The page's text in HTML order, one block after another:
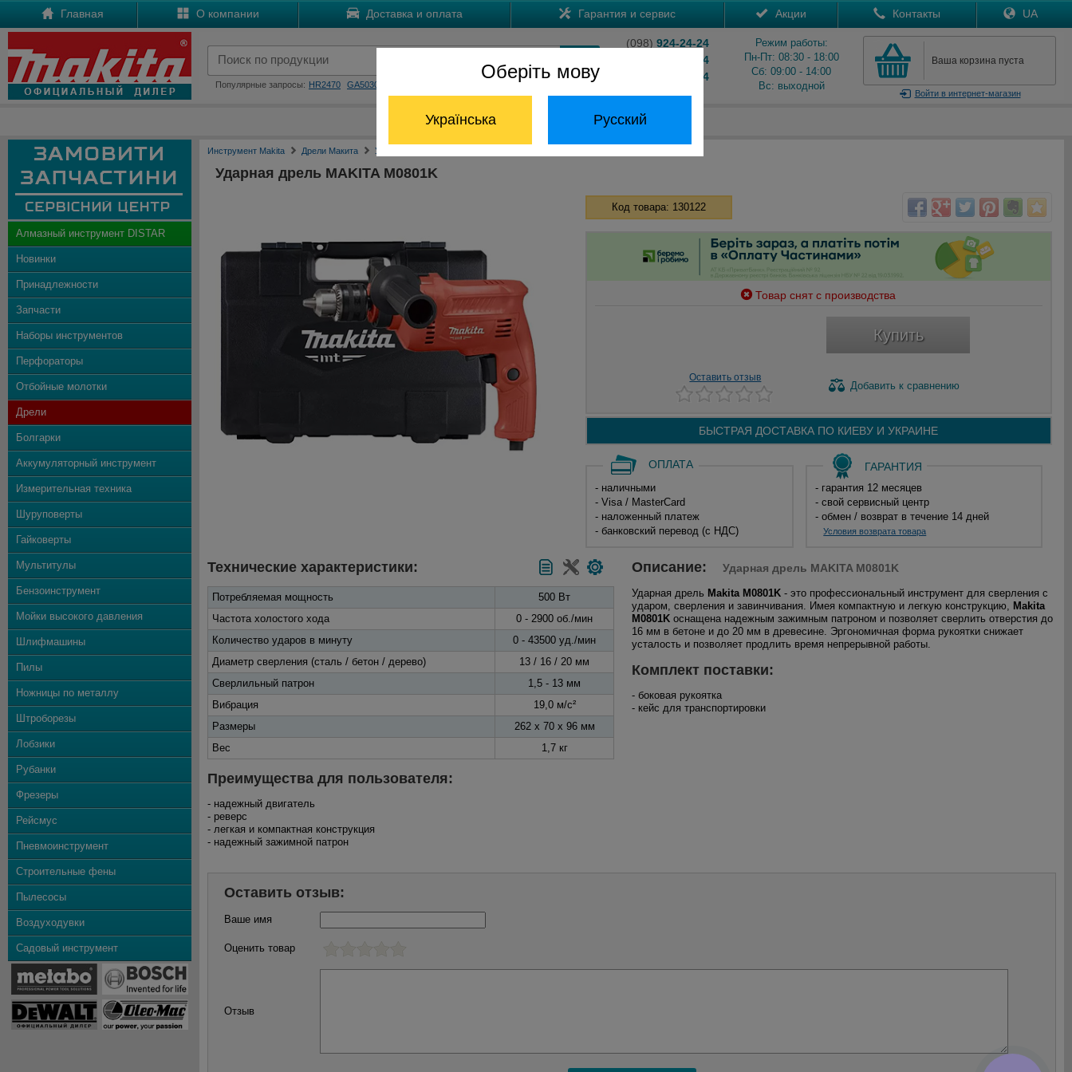
Оберіть мову
Українська Русский
Главная О компании Доставка и оплата Гарантия и сервис Акции Контакты UA
Популярные запросы: HR2470 GA5030
(098) 924-24-24
204-24-24
824-24-24
Режим работы:
Пн-Пт: 08:30 - 18:00
Сб: 09:00 - 14:00
Вс: выходной
Ваша корзина пуста
Войтив интернет-магазин
Отдел запчастей: (068) 824-24-24
Алмазный инструмент DISTAR
Новинки
Принадлежности
Запчасти
Наборы инструментов
Перфораторы
Отбойные молотки
Дрели
Болгарки
Аккумуляторный инструмент
Измерительная техника
Шуруповерты
Гайковерты
Мультитулы
Бензоинструмент
Мойки высокого давления
Шлифмашины
Пилы
Ножницы по металлу
Штроборезы
Лобзики
Рубанки
Фрезеры
Рейсмус
Пневмоинструмент
Строительные фены
Пылесосы
Воздуходувки
Садовый инструмент
Инструмент Makita Дрели Макита Ударные дрели Макита
Ударная дрель MAKITA M0801K
Код товара: 130122
Товар снят с производства
Купить
Оставить отзыв
Добавить к сравнению
БЫСТРАЯ ДОСТАВКА ПО КИЕВУ И УКРАИНЕ
ОПЛАТА
- наличными
- Visa / MasterCard
- наложенный платеж
- банковский перевод (с НДС)
ГАРАНТИЯ
- гарантия 12 месяцев
- свой сервисный центр
- обмен / возврат в течение 14 дней
Условия возврата товара
Технические характеристики:
Потребляемая мощность
500 Вт
Частота холостого хода
0 - 2900 об./мин
Количество ударов в минуту
0 - 43500 уд./мин
Диаметр сверления (сталь / бетон / дерево)
13 / 16 / 20 мм
Сверлильный патрон
1,5 - 13 мм
Вибрация
19,0 м/с²
Размеры
262 x 70 x 96 мм
Вес
1,7 кг
Описание: Ударная дрель MAKITA M0801K
Ударная дрель Makita M0801K - это профессиональный инструмент для сверления с
ударом, сверления и завинчивания. Имея компактную и легкую конструкцию, Makita
M0801K оснащена надежным зажимным патроном и позволяет сверлить отверстия до
16 мм в бетоне и до 20 мм в древесине. Эргономичная форма рукоятки снижает
усталость и позволяет продлить время непрерывной работы.
Комплект поставки:
- боковая рукоятка
- кейс для транспортировки
Преимущества для пользователя:
- надежный двигатель
- реверс
- легкая и компактная конструкция
- надежный зажимной патрон
Оставить отзыв:
Ваше имя
Оценить товар
Отзыв